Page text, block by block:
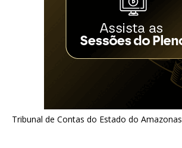
Tribunal de Contas do Estado do Amazonas